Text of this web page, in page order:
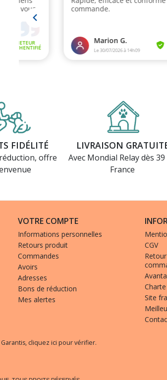
(1 avis)
FIDÉLITÉ
offre
LIVRAISON
Avec Mondial Relay dès 39
France
VOTRE COMPTE
Informations personnelles
Retours produit
Commandes
Avoirs
Adresses
Bons de réduction
Mes alertes
CGV
Site
cliquez ici pour vérifier.